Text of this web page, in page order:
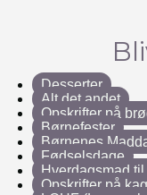
Desserter
Alt det andet
Opskrifter på
Børnefester
Børnenes
Fødselsdage
Hverdagsmad
Opskrifter på